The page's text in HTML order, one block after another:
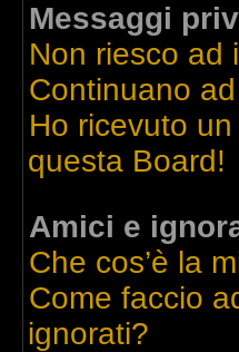
Messaggi
Non riesco ad
Continuano
Ho ricevuto
questa Board!
Amici e
Che cos’è la
Come faccio
ignorati?